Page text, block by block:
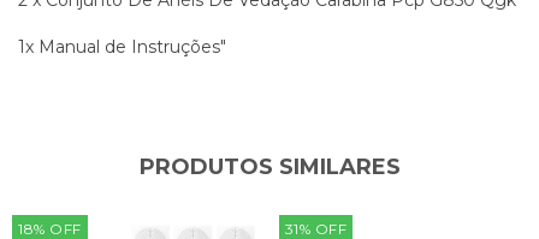
1x Manual de Instruções"
PRODUTOS SIMILARES
18% OFF 31% OFF